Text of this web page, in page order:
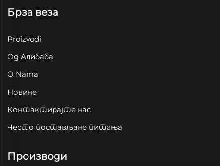
Брза веза
Proizvodi
Од Алибаба
O Nama
Новине
Контактирајте нас
Често постављане питања
Производи